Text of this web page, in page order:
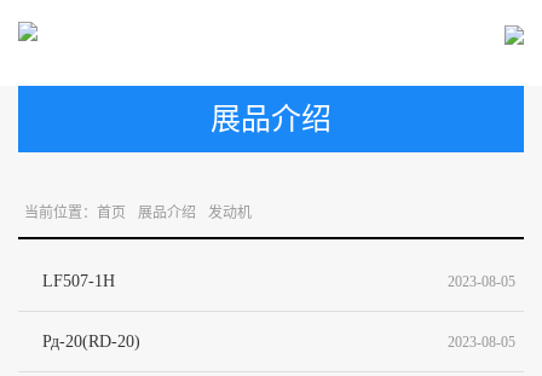
展品介绍
当前位置： 首页 展品介绍 发动机
LF507-1H 2023-08-05
Рд-20(RD-20) 2023-08-05